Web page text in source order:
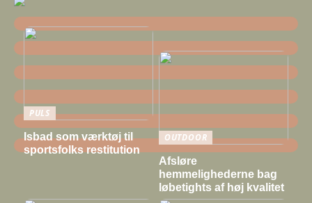
PULS
Isbad som værktøj til
sportsfolks restitution
OUTDOOR
Afsløre
hemmelighederne bag
løbetights af høj kvalitet